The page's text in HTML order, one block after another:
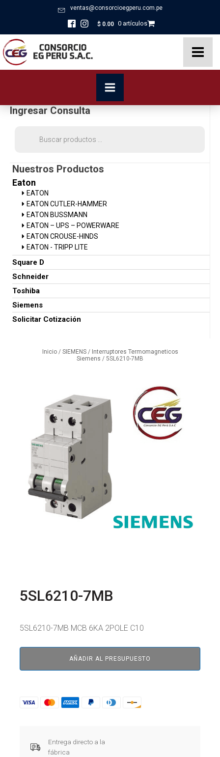
ventas@consorcioegperu.com.pe
$ 0.00 0 artículos
Ingresar Consulta
Nuestros Productos
Eaton
EATON
EATON CUTLER-HAMMER
EATON BUSSMANN
EATON – UPS – POWERWARE
EATON CROUSE-HINDS
EATON - TRIPP LITE
Square D
Schneider
Toshiba
Siemens
Solicitar Cotización
Inicio/ SIEMENS/ Interruptores Termomagneticos
Siemens / 5SL6210-7MB
5SL6210-7MB
5SL6210-7MB MCB 6KA 2POLE C10
AÑADIR AL PRESUPUESTO
Entrega directo a la
fábrica